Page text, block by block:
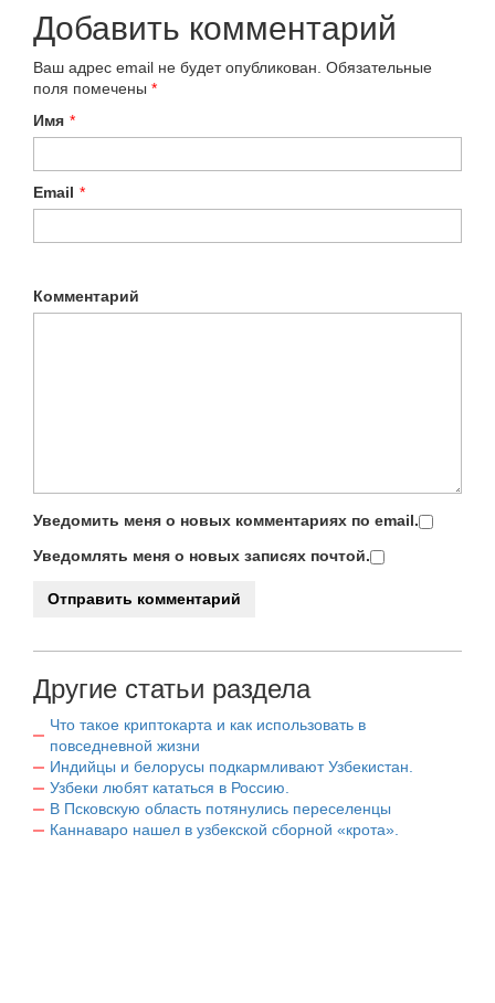
Добавить комментарий
Ваш адрес email не будет опубликован. Обязательные
поля помечены *
Имя *
Email *
Комментарий
Уведомить меня о новых комментариях по email.
Уведомлять меня о новых записях почтой.
Другие статьи раздела
Что такое криптокарта и как использовать в
повседневной жизни
Индийцы и белорусы подкармливают Узбекистан.
Узбеки любят кататься в Россию.
В Псковскую область потянулись переселенцы
Каннаваро нашел в узбекской сборной «крота».